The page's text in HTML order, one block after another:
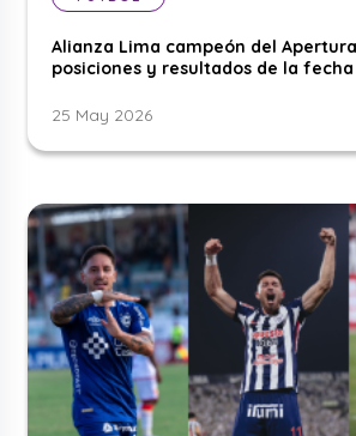
Alianza Lima campeón del
posiciones y resultados de la fecha
25 May 2026